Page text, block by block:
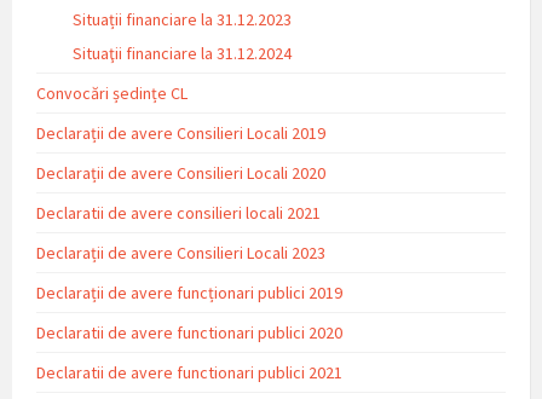
Situații financiare la 31.12.2023
Situaţii financiare la 31.12.2024
Convocări ședințe CL
Declarații de avere Consilieri Locali 2019
Declarații de avere Consilieri Locali 2020
Declaratii de avere consilieri locali 2021
Declarații de avere Consilieri Locali 2023
Declarații de avere funcționari publici 2019
Declaratii de avere functionari publici 2020
Declaratii de avere functionari publici 2021